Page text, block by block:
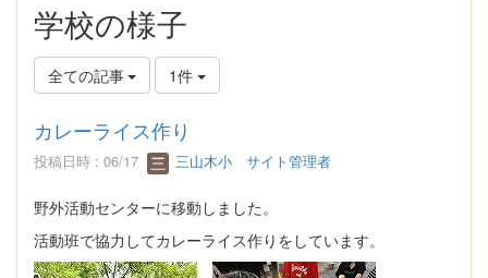
学校の様子
全ての記事 1件
カレーライス作り
投稿日時 : 06/17 三山木小 サイト管理者
野外活動センターに移動しました。
活動班で協力してカレーライス作りをしています。